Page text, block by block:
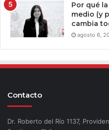
Por qué
medio (y
cambia
agosto 6,
Contacto
Dr. Roberto del Río 1137,